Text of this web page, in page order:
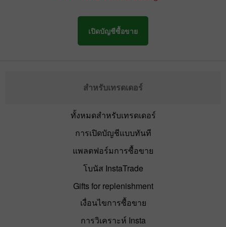
เปิดบัญชีซื้อขาย
สำหรับเทรดเดอร์
ทั้งหมดสำหรับเทรดเดอร์
การเปิดบัญชีแบบทันที
แพลตฟอร์มการซื้อขาย
โบนัส InstaTrade
Gifts for replenishment
เงื่อนไขการซื้อขาย
การวิเคราะห์ Insta